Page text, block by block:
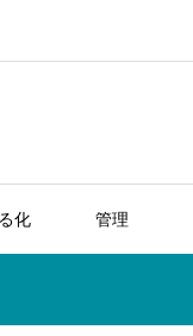
化 管理